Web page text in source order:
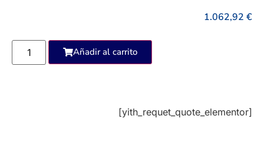
1.062,92 €
Añadir al carrito
[yith_requet_quote_elementor]